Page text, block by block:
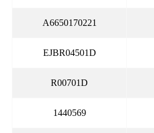
A6650170221
EJBR04501D
R00701D
1440569